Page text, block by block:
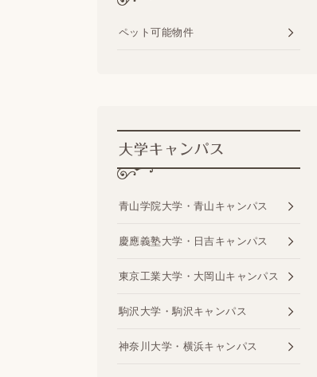
ペット可能物件
大学キャンパス
青山学院大学・青山キャンパス
慶應義塾大学・日吉キャンパス
東京工業大学・大岡山キャンパス
駒沢大学・駒沢キャンパス
神奈川大学・横浜キャンパス